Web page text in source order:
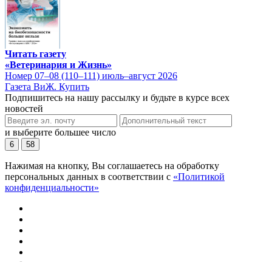
Читать газету
«Ветеринария и Жизнь»
Номер 07–08 (110–111) июль–август 2026
Газета ВиЖ. Купить
Подпишитесь на нашу рассылку и будьте в курсе всех
новостей
и выберите большее число
6 58
Нажимая на кнопку, Вы соглашаетесь на обработку
персональных данных в соответствии с «Политикой
конфиденциальности»